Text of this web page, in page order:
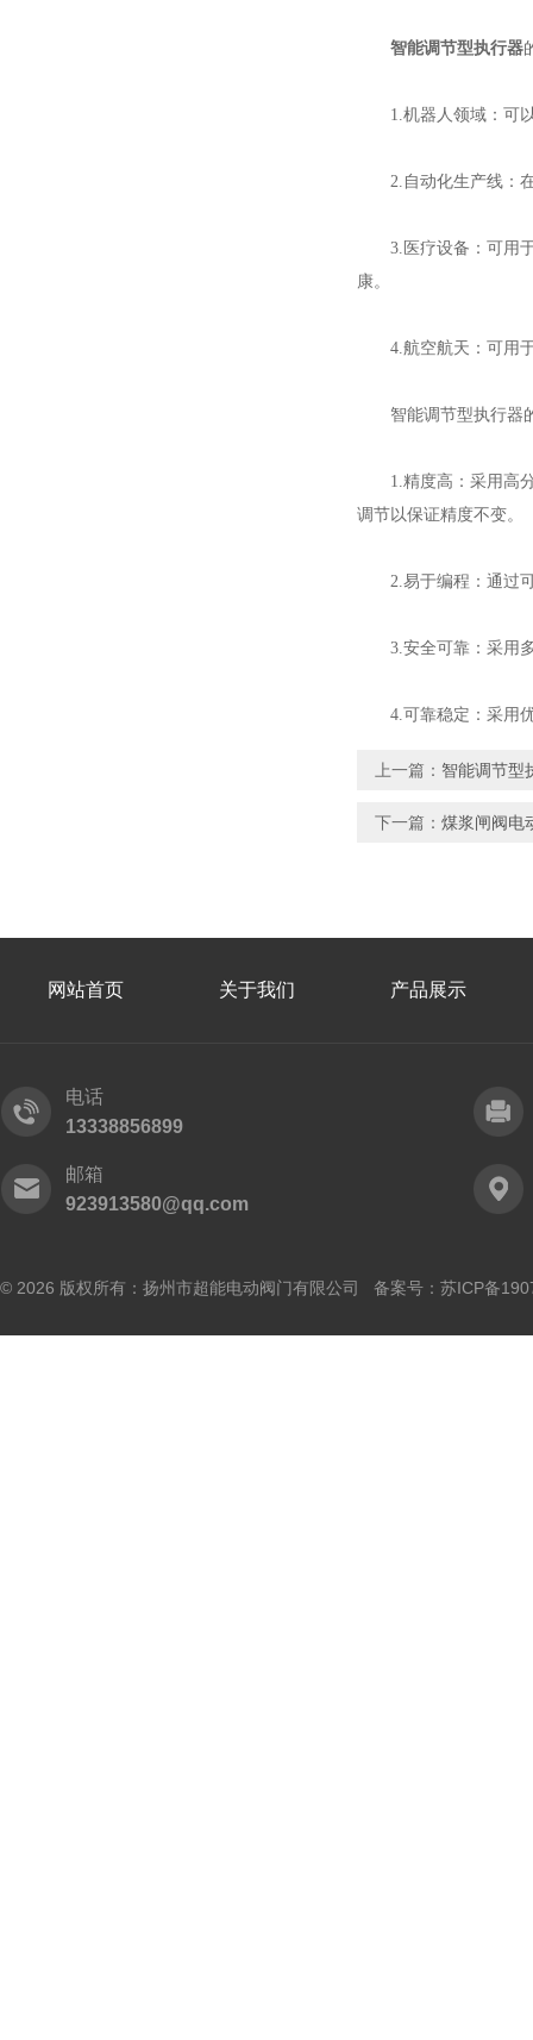
智能调节型执行器
1.机器人领域：可以
2.自动化生产线：在
3.医疗设备：可用于
康。
4.航空航天：可用于
智能调节型执行器
1.精度高：采用高分
调节以保证精度不变。
2.易于编程：通过可
3.安全可靠：采用多
4.可靠稳定：采用优
上一篇： 智能调节型
下一篇： 煤浆闸阀电
网站首页 关于我们 产品展示
电话
13338856899
邮箱
923913580@qq.com
© 2026 版权所有：扬州市超能电动阀门有限公司 备案号： 苏ICP备